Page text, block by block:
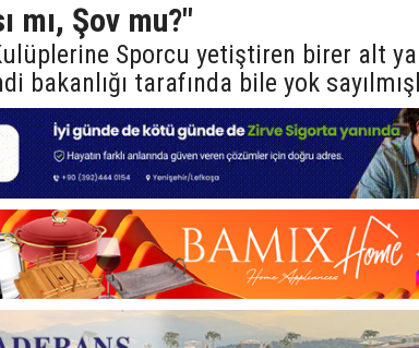
mı, Şov mu?"
Sporcu yetiştiren birer alt
bakanlığı tarafında bile yok